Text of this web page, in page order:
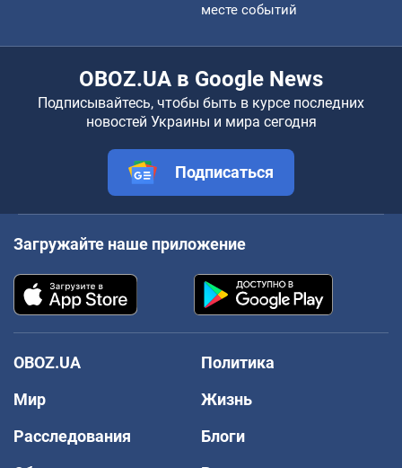
месте событий
OBOZ.UA в Google News
Подписывайтесь, чтобы быть в курсе последних
новостей Украины и мира сегодня
Подписаться
Загружайте наше приложение
OBOZ.UA
Политика
Мир
Жизнь
Расследования
Блоги